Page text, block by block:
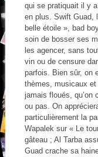
qui se pratiquait il y
en plus. Swift Guad,
belle étoile », bad
soin de bosser ses
les agencer, sans
vin ou de censure
parfois. Bien sûr, on
thèmes, musicaux
jamais floués, qu’on
ou pas. On
particulièrement la
Wapalek sur « Le
gâteau ; Al Tarba
Guad crache sa